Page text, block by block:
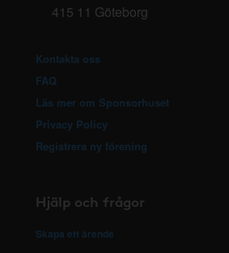
415 11 Göteborg
Kontakta oss
FAQ
Läs mer om Sponsorhuset
Privacy Policy
Registrera ny förening
Hjälp och frågor
Skapa ett ärende